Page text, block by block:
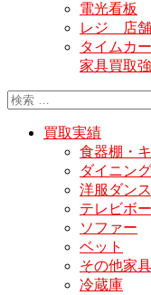
電光看板
レジ 店舗
タイムカ
家具買取
買取実績
食器棚・
ダイニン
洋服ダン
テレビボ
ソファー
ベット
その他家具
冷蔵庫